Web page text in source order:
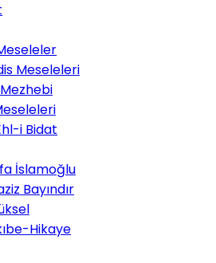
Meseleleri
i Bidat
İslamoğlu
Bayındır
Hikaye